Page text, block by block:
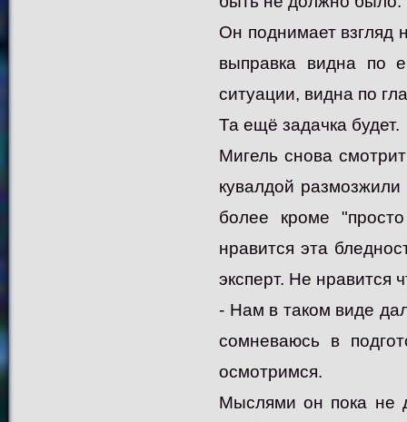
Он поднимает взгляд
выправка видна по
ситуации, видна по
Та ещё задачка будет.
Мигель снова
кувалдой
более кроме
нравится эта
эксперт. Не нравится
- Нам в таком виде
сомневаюсь в
осмотримся.
Мыслями он пока не